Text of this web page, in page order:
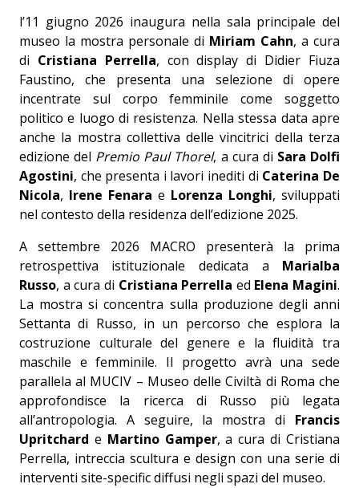
l’11 giugno 2026 inaugura nella sala principale del
museo la mostra personale di Miriam Cahn, a cura
di Cristiana Perrella, con display di Didier Fiuza
Faustino, che presenta una selezione di opere
incentrate sul corpo femminile come soggetto
politico e luogo di resistenza. Nella stessa data apre
anche la mostra collettiva delle vincitrici della terza
edizione del Premio Paul Thorel, a cura di Sara Dolfi
Agostini, che presenta i lavori inediti di Caterina De
Nicola, Irene Fenara e Lorenza Longhi, sviluppati
nel contesto della residenza dell’edizione 2025.
A settembre 2026 MACRO presenterà la prima
retrospettiva istituzionale dedicata a Marialba
Russo, a cura di Cristiana Perrella ed Elena Magini.
La mostra si concentra sulla produzione degli anni
Settanta di Russo, in un percorso che esplora la
costruzione culturale del genere e la fluidità tra
maschile e femminile. Il progetto avrà una sede
parallela al MUCIV – Museo delle Civiltà di Roma che
approfondisce la ricerca di Russo più legata
all’antropologia. A seguire, la mostra di Francis
Upritchard e Martino Gamper, a cura di Cristiana
Perrella, intreccia scultura e design con una serie di
interventi site-specific diffusi negli spazi del museo.